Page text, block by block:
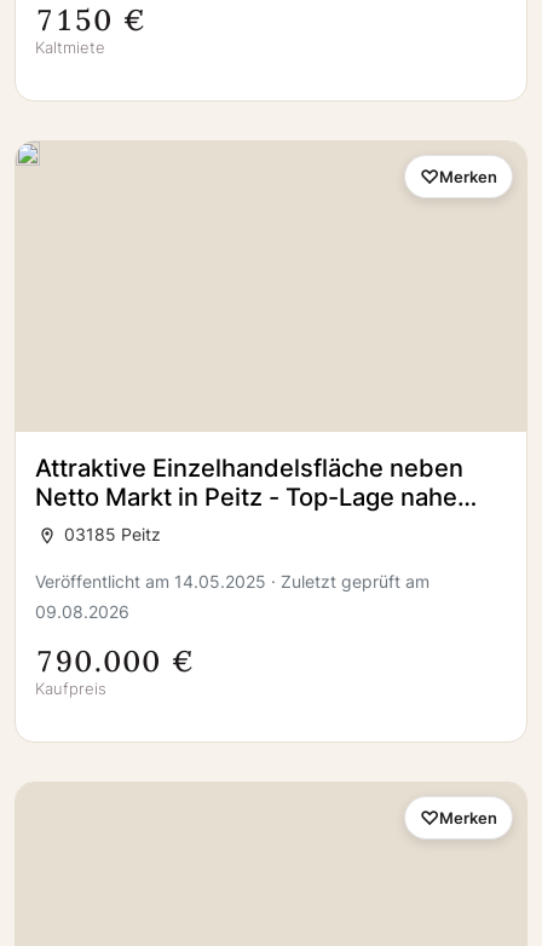
7150 €
Kaltmiete
Attraktive Einzelhandelsfläche neben
Netto Markt in Peitz - Top-Lage nahe
dem Ortskern!
03185 Peitz
Veröffentlicht am 14.05.2025 · Zuletzt geprüft am
09.08.2026
790.000 €
Kaufpreis
Merken
Merken